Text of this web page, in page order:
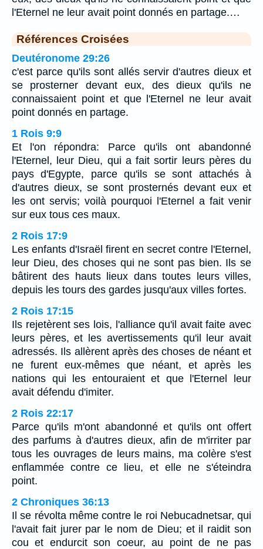
l'Eternel ne leur avait point donnés en partage.…
Références Croisées
Deutéronome 29:26
c'est parce qu'ils sont allés servir d'autres dieux et
se prosterner devant eux, des dieux qu'ils ne
connaissaient point et que l'Eternel ne leur avait
point donnés en partage.
1 Rois 9:9
Et l'on répondra: Parce qu'ils ont abandonné
l'Eternel, leur Dieu, qui a fait sortir leurs pères du
pays d'Egypte, parce qu'ils se sont attachés à
d'autres dieux, se sont prosternés devant eux et
les ont servis; voilà pourquoi l'Eternel a fait venir
sur eux tous ces maux.
2 Rois 17:9
Les enfants d'Israël firent en secret contre l'Eternel,
leur Dieu, des choses qui ne sont pas bien. Ils se
bâtirent des hauts lieux dans toutes leurs villes,
depuis les tours des gardes jusqu'aux villes fortes.
2 Rois 17:15
Ils rejetèrent ses lois, l'alliance qu'il avait faite avec
leurs pères, et les avertissements qu'il leur avait
adressés. Ils allèrent après des choses de néant et
ne furent eux-mêmes que néant, et après les
nations qui les entouraient et que l'Eternel leur
avait défendu d'imiter.
2 Rois 22:17
Parce qu'ils m'ont abandonné et qu'ils ont offert
des parfums à d'autres dieux, afin de m'irriter par
tous les ouvrages de leurs mains, ma colère s'est
enflammée contre ce lieu, et elle ne s'éteindra
point.
2 Chroniques 36:13
Il se révolta même contre le roi Nebucadnetsar, qui
l'avait fait jurer par le nom de Dieu; et il raidit son
cou et endurcit son coeur, au point de ne pas